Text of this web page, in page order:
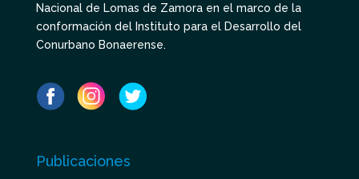
Nacional de Lomas de Zamora en el marco de la
conformación del Instituto para el Desarrollo del
Conurbano Bonaerense.
Publicaciones